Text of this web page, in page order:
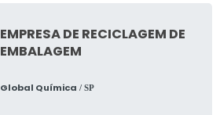
EMPRESA DE RECICLAGEM DE
EMBALAGEM
Global Química / SP